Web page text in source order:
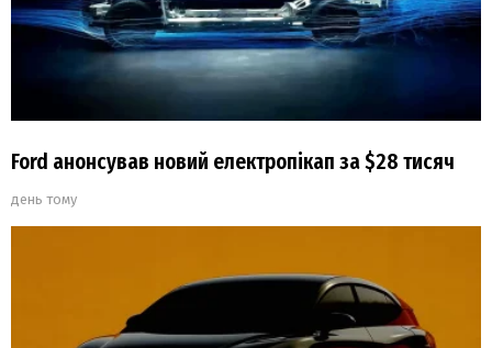
Ford анонсував новий електропікап за $28 тисяч
день тому